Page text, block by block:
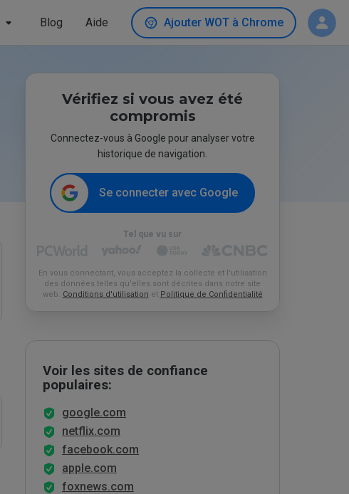
Blog Aide Ajouter WOT à Chrome
Vérifiez si vous avez été
compromis
Connectez-vous à Google pour analyser votre
historique de navigation.
Se connecter avec Google
Tel que vu sur
En vous connectant, vous acceptez la collecte et l'utilisation
des données telles qu'elles sont décrites dans notre site
web. Conditions d'utilisation et Politique de Confidentialité
Voir les sites de confiance
populaires:
google.com
netflix.com
facebook.com
apple.com
foxnews.com